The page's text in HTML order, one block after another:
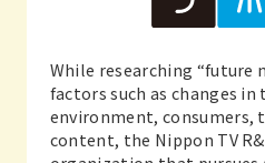
While researching “future
factors such as changes in
environment, consumers,
content, the Nippon TV